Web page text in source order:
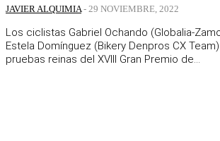
JAVIER ALQUIMIA - 29 NOVIEMBRE, 2022
Los ciclistas Gabriel Ochando (Globalia-
Estela Domínguez (Bikery Denpros CX
pruebas reinas del XVIII Gran Premio de...